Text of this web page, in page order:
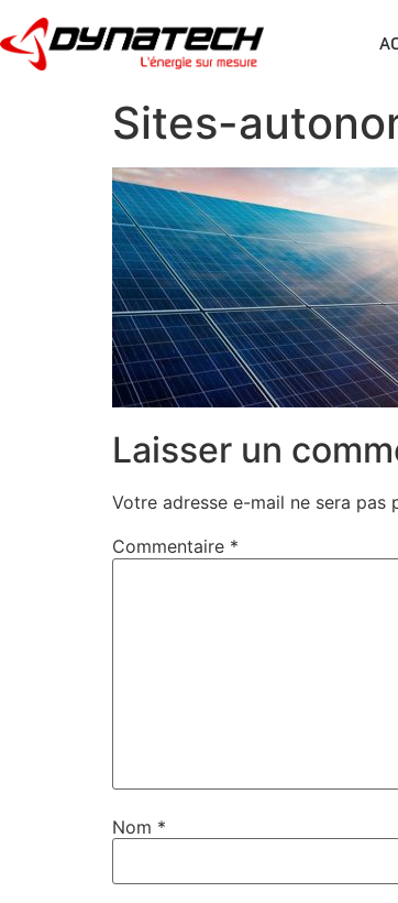
Sites-
Laisser un
Votre adresse e-mail ne sera pas
Commentaire *
Nom *